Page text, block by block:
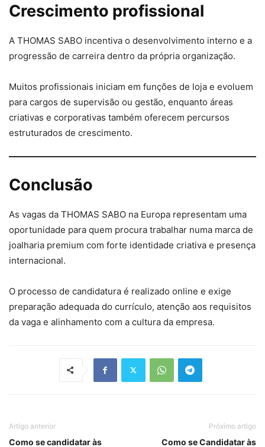
Crescimento profissional
A THOMAS SABO incentiva o desenvolvimento interno e a
progressão de carreira dentro da própria organização.
Muitos profissionais iniciam em funções de loja e evoluem
para cargos de supervisão ou gestão, enquanto áreas
criativas e corporativas também oferecem percursos
estruturados de crescimento.
Conclusão
As vagas da THOMAS SABO na Europa representam uma
oportunidade para quem procura trabalhar numa marca de
joalharia premium com forte identidade criativa e presença
internacional.
O processo de candidatura é realizado online e exige
preparação adequada do currículo, atenção aos requisitos
da vaga e alinhamento com a cultura da empresa.
Artigo anterior
Como se candidatar às
Próximo artigo
Como se Candidatar às